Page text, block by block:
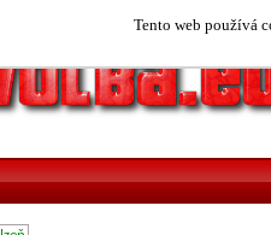
Tento web používá